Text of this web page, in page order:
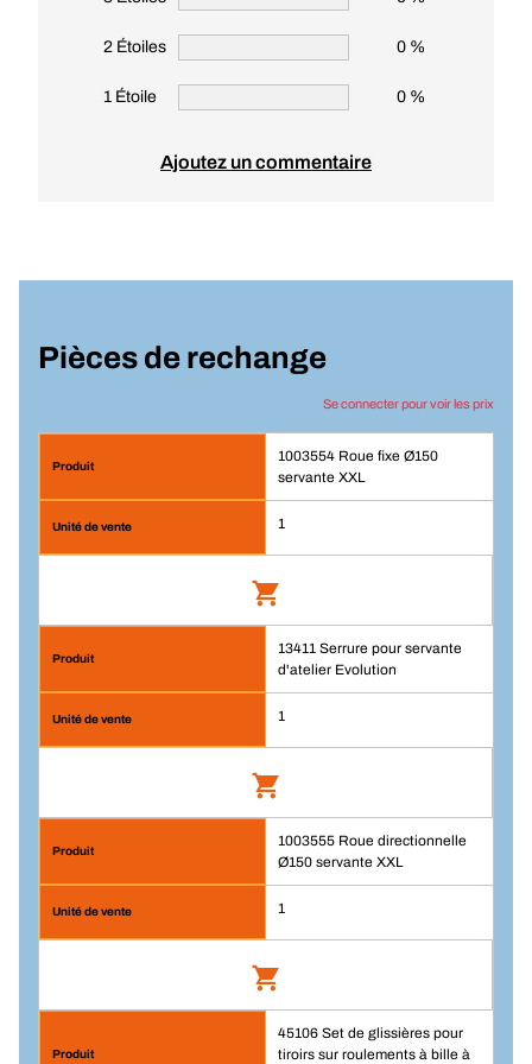
2 Étoiles 0 %
1 Étoile 0 %
Ajoutez un commentaire
Pièces de rechange
Se connecter pour voir les prix
1003554 Roue fixe Ø150
servante XXL
1
Roue fixe Ø150 servante XXL
Code article.: 1003554
Quantité
Ajouter au panier
13411 Serrure pour servante
d'atelier Evolution
1
Serrure pour servante d'atelier Evolution
Code article.: 13411
1003555 Roue directionnelle
Ø150 servante XXL
1
Roue directionnelle Ø150 servante XXL
45106 Set de glissières pour
tiroirs sur roulements à bille à